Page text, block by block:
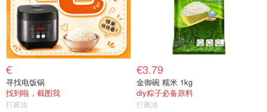
€
寻找电饭锅
找到啦，截图我
打酱油
€3.79
金御碗 糯米 1kg
diy粽子必备原料
打酱油